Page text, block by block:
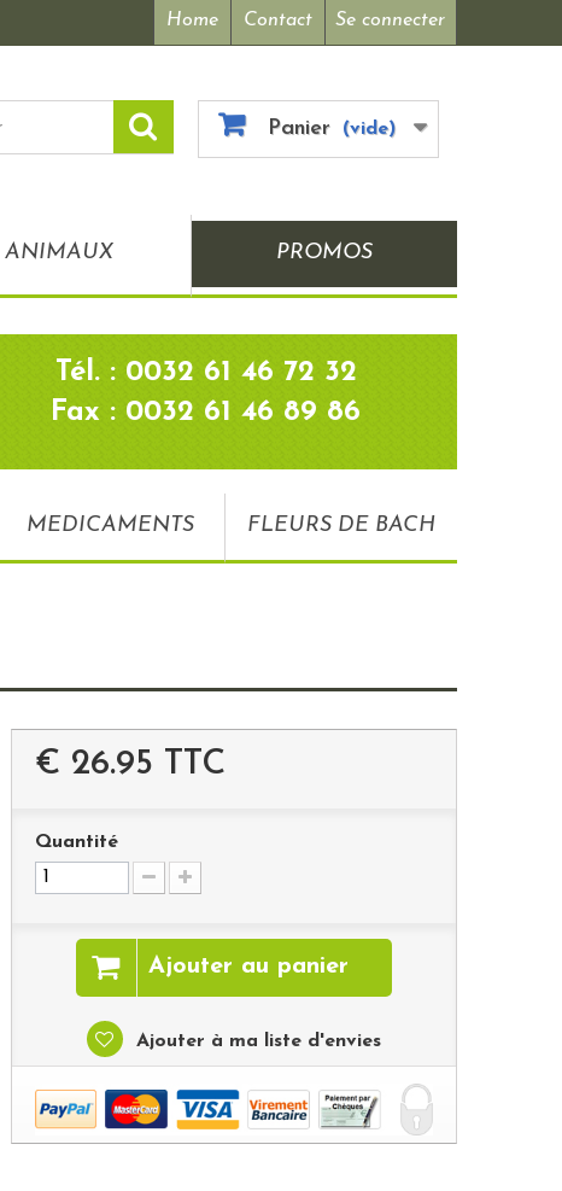
Se connecter
Home Contact
Panier (vide)
ANIMAUX PROMOS
Tél. : 0032 61 46 72 32
Fax : 0032 61 46 89 86
MEDICAMENTS FLEURS DE BACH
€ 26.95 TTC
Quantité
Ajouter au panier
Ajouter à ma liste d'envies